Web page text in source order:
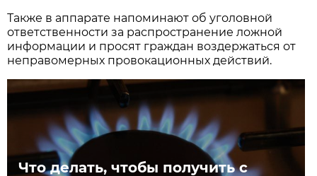
Также в аппарате напоминают об уголовной
ответственности за распространение ложной
информации и просят граждан воздержаться от
неправомерных провокационных действий.
Что делать, чтобы получить с